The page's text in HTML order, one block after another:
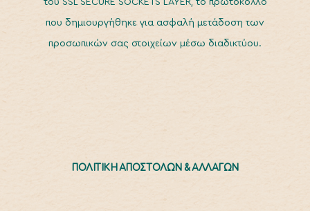
του SSL SECURE SOCKETS LAYER, το πρωτόκολλο
που δημιουργήθηκε για ασφαλή μετάδοση των
προσωπικών σας στοιχείων μέσω διαδικτύου.
ΠΟΛΙΤΙΚΗ ΑΠΟΣΤΟΛΩΝ & ΑΛΛΑΓΩΝ